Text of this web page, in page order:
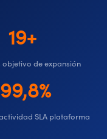
19+
de expansión
99,8%
SLA plataforma